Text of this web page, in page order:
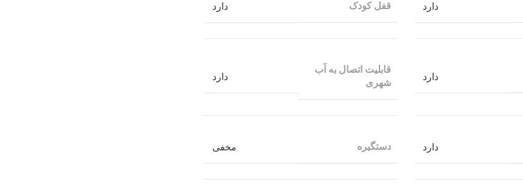
دارد قفل کودک دارد
دارد
قابلیت اتصال به آب
شهری
دارد
دارد دستگیره مخفی